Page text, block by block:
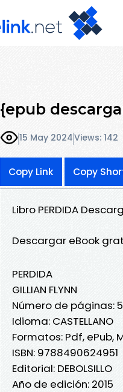
{epub
15 May 2024Views: 142
Copy Link Copy
Libro PERDIDA
Descargar eBook
PERDIDA
GILLIAN FLYNN
Número de páginas:
Idioma: CASTELLANO
Formatos: Pdf, ePub,
ISBN: 9788490624951
Editorial: DEBOLSILLO
Año de edición: 2015